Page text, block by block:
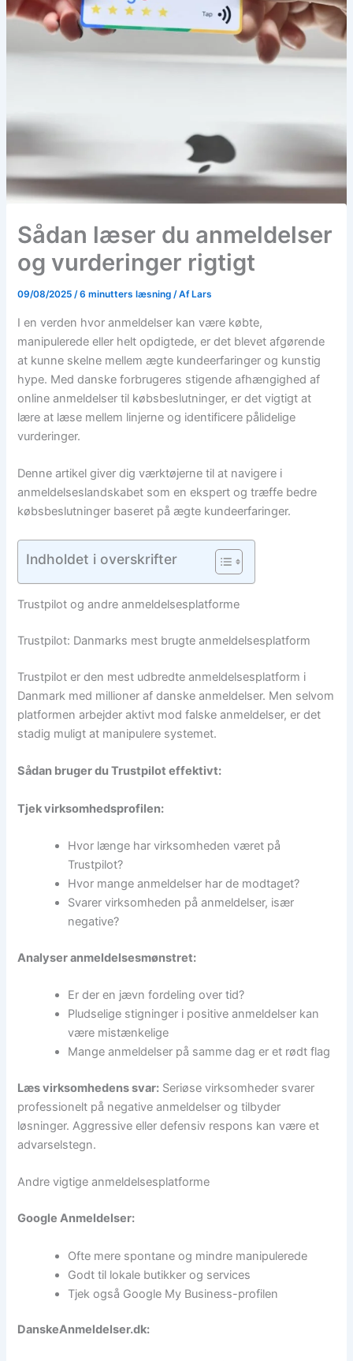
Sådan læser du anmeldelser
og vurderinger rigtigt
09/08/2025/6 minutters læsning / Af Lars
I en verden hvor anmeldelser kan være købte,
manipulerede eller helt opdigtede, er det blevet afgørende
at kunne skelne mellem ægte kundeerfaringer og kunstig
hype. Med danske forbrugeres stigende afhængighed af
online anmeldelser til købsbeslutninger, er det vigtigt at
lære at læse mellem linjerne og identificere pålidelige
vurderinger.
Denne artikel giver dig værktøjerne til at navigere i
anmeldelseslandskabet som en ekspert og træffe bedre
købsbeslutninger baseret på ægte kundeerfaringer.
Indholdet i overskrifter
Trustpilot og andre anmeldelsesplatforme
Trustpilot: Danmarks mest brugte anmeldelsesplatform
Trustpilot er den mest udbredte anmeldelsesplatform i
Danmark med millioner af danske anmeldelser. Men selvom
platformen arbejder aktivt mod falske anmeldelser, er det
stadig muligt at manipulere systemet.
Sådan bruger du Trustpilot effektivt:
Tjek virksomhedsprofilen:
Hvor længe har virksomheden været på
Trustpilot?
Hvor mange anmeldelser har de modtaget?
Svarer virksomheden på anmeldelser, især
negative?
Analyser anmeldelsesmønstret:
Er der en jævn fordeling over tid?
Pludselige stigninger i positive anmeldelser kan
være mistænkelige
Mange anmeldelser på samme dag er et rødt flag
Læs virksomhedens svar: Seriøse virksomheder svarer
professionelt på negative anmeldelser og tilbyder
løsninger. Aggressive eller defensiv respons kan være et
advarselstegn.
Andre vigtige anmeldelsesplatforme
Google Anmeldelser:
Ofte mere spontane og mindre manipulerede
Godt til lokale butikker og services
Tjek også Google My Business-profilen
DanskeAnmeldelser.dk: